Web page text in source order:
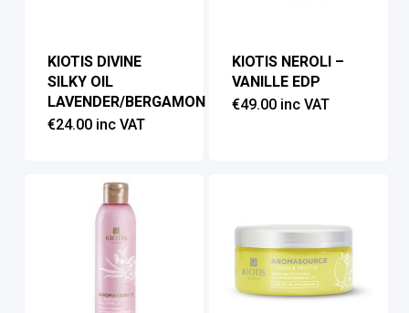
KIOTIS DIVINE
SILKY OIL
LAVENDER/BERGAMON
€24.00 inc VAT
KIOTIS NEROLI –
VANILLE EDP
€49.00 inc VAT